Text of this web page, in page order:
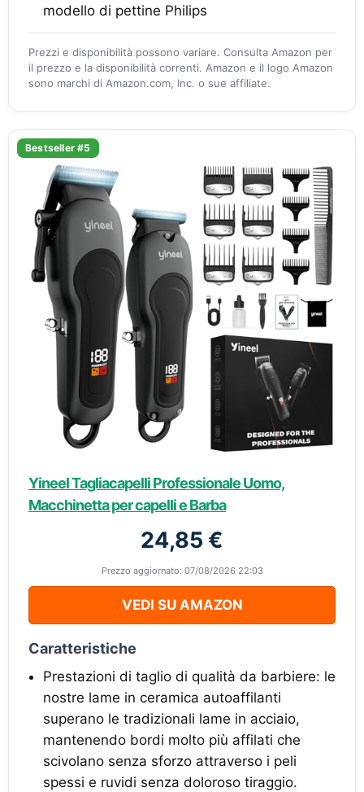
modello di pettine Philips
Prezzi e disponibilità possono variare. Consulta Amazon per
il prezzo e la disponibilità correnti. Amazon e il logo Amazon
sono marchi di Amazon.com, Inc. o sue affiliate.
Bestseller #5
Yineel Tagliacapelli Professionale Uomo,
Macchinetta per capelli e Barba
24,85 €
Prezzo aggiornato: 07/08/2026 22:03
VEDI SU AMAZON
Caratteristiche
Prestazioni di taglio di qualità da barbiere: le
nostre lame in ceramica autoaffilanti
superano le tradizionali lame in acciaio,
mantenendo bordi molto più affilati che
scivolano senza sforzo attraverso i peli
spessi e ruvidi senza doloroso tiraggio.